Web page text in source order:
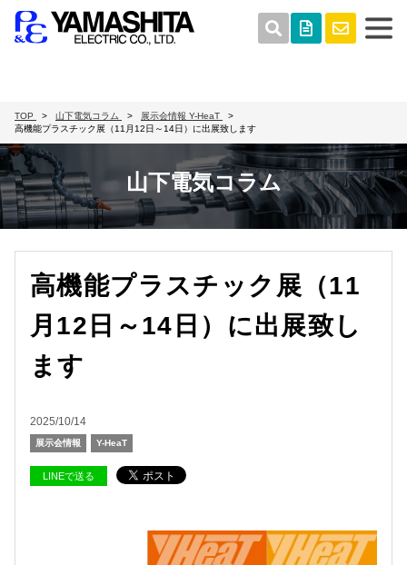
TOP 山下電気コラム 展示会情報 Y-HeaT
高機能プラスチック展（11月12日～14日）に出展致します
山下電気コラム
高機能プラスチック展（11
月12日～14日）に出展致し
ます
2025/10/14
展示会情報 Y-HeaT
LINEで送る